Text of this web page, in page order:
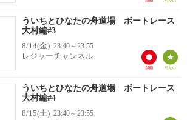
ういちとひなたの舟道場 ボートレース
大村編#3
8/14(金) 23:40～23:55
レジャーチャンネル
ういちとひなたの舟道場 ボートレース
大村編#4
8/15(土) 23:40～23:55